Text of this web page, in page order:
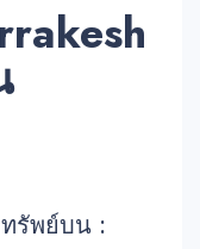
รัพย์บน :